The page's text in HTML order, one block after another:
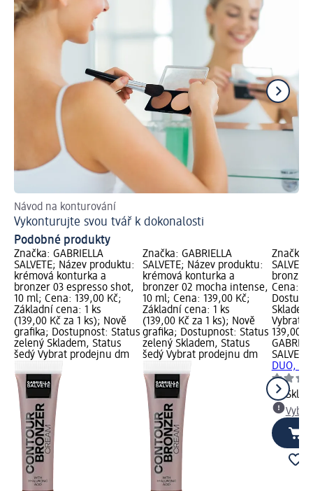
Návod na konturování
Vykonturujte svou tvář k dokonalosti
Podobné produkty
Značka: GABRIELLA
SALVETE; Název produktu:
krémová konturka a
bronzer 03 espresso shot,
10 ml; Cena: 139,00 Kč;
Základní cena: 1 ks
(139,00 Kč za 1 ks); Nově
grafika; Dostupnost: Status
zelený Skladem, Status
šedý Vybrat prodejnu dm
Značka: GABRIELLA
SALVETE; Název produktu:
krémová konturka a
bronzer 02 mocha intense,
10 ml; Cena: 139,00 Kč;
Základní cena: 1 ks
(139,00 Kč za 1 ks); Nově
grafika; Dostupnost: Status
zelený Skladem, Status
šedý Vybrat prodejnu dm
Značka:
Cena:
Vybrat
139,00
SALVETE
DUO, 9 g